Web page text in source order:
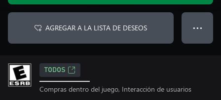
AGREGAR A LA LISTA DE DESEOS ● ● ●
TODOS
Compras dentro del juego, Interacción de usuarios